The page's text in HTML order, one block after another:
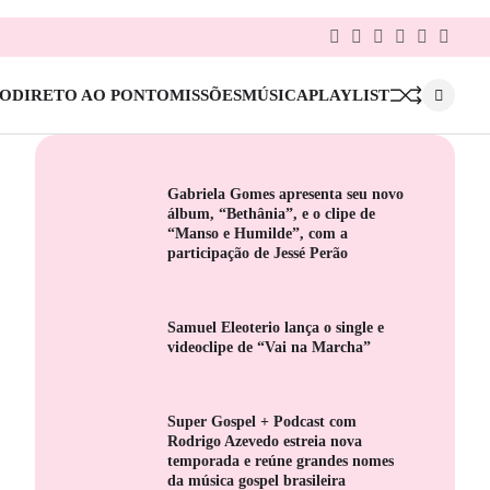
Facebook
Twitter
Google
Linkedin
Pinterest
DIRETO AO PONTOMISSÕESMÚSICAPLAYLIST
Gabriela Gomes apresenta seu novo
álbum, “Bethânia”, e o clipe de
“Manso e Humilde”, com a
participação de Jessé Perão
Samuel Eleoterio lança o single e
videoclipe de “Vai na Marcha”
Super Gospel + Podcast com
Rodrigo Azevedo estreia nova
temporada e reúne grandes nomes
da música gospel brasileira